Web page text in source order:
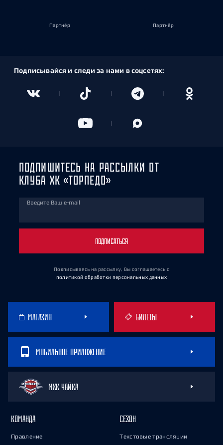
Партнёр Партнёр
Подписывайся и следи за нами в соцсетях:
ПОДПИШИТЕСЬ НА РАССЫЛКИ ОТ
КЛУБА ХК «ТОРПЕДО»
Введите Ваш e-mail
ПОДПИСАТЬСЯ
Подписываясь на рассылку, Вы соглашаетесь с
политикой обработки персональных данных
МАГАЗИН БИЛЕТЫ
МОБИЛЬНОЕ ПРИЛОЖЕНИЕ
МХК ЧАЙКА
КОМАНДА
Правление
СЕЗОН
Текстовые трансляции